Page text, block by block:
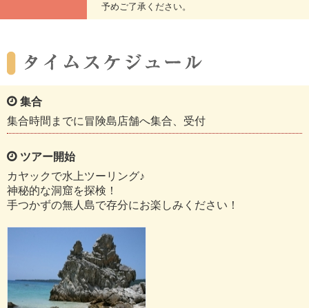
予めご了承ください。
集合
集合時間までに冒険島店舗へ集合、受付
ツアー開始
カヤックで水上ツーリング♪
神秘的な洞窟を探検！
手つかずの無人島で存分にお楽しみください！